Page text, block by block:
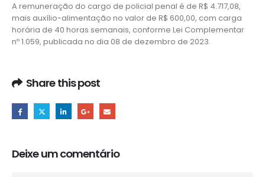
A remuneração do cargo de policial penal é de R$ 4.717,08,
mais auxílio-alimentação no valor de R$ 600,00, com carga
horária de 40 horas semanais, conforme Lei Complementar
nº 1.059, publicada no dia 08 de dezembro de 2023.
Share this post
Deixe um comentário